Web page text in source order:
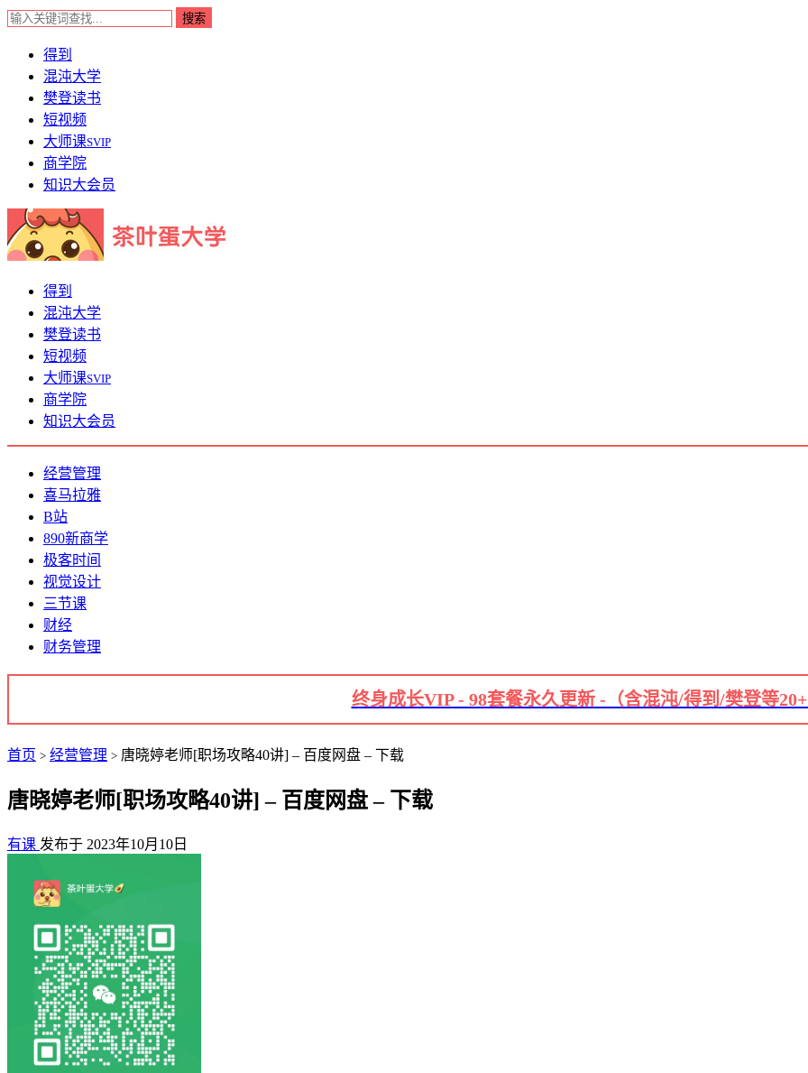
得到
混沌大学
樊登读书
短视频
大师课SVIP
商学院
知识大会员
得到
混沌大学
樊登读书
短视频
大师课SVIP
商学院
知识大会员
经营管理
喜马拉雅
B站
890新商学
极客时间
视觉设计
三节课
财经
财务管理
终身成长VIP - 98套餐永久更新 -（含混沌/得到/樊登等
首页 > 经营管理 > 唐晓婷老师[职场攻略40讲] – 百度网盘 – 下载
唐晓婷老师[职场攻略40讲] – 百度网盘 – 下载
有课 发布于 2023年10月10日